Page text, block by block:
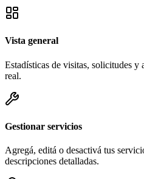
Vista general
Estadísticas de visitas, solicitudes
real.
Gestionar servicios
Agregá, editá o desactivá tus
descripciones detalladas.